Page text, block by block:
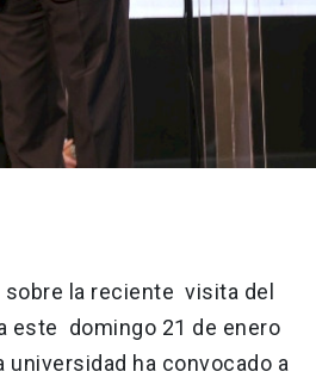
la reciente visita del
este domingo 21 de enero
universidad ha convocado a